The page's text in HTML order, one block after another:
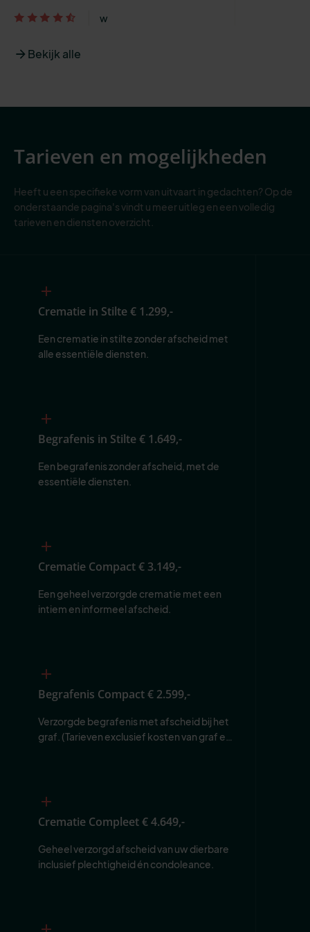
w
Bekijk alle
Tarieven en mogelijkheden
Heeft u een specifieke vorm van uitvaart in gedachten? Op de
onderstaande pagina's vindt u meer uitleg en een volledig
tarieven en diensten overzicht.
Crematie in Stilte€ 1.299,-
Een crematie in stilte zonder afscheid met
alle essentiële diensten.
Begrafenis in Stilte€ 1.649,-
Een begrafenis zonder afscheid, met de
essentiële diensten.
Crematie Compact€ 3.149,-
Een geheel verzorgde crematie met een
intiem en informeel afscheid.
Begrafenis Compact€ 2.599,-
Verzorgde begrafenis met afscheid bij het
graf. (Tarieven exclusief kosten van graf en
Crematie Compleet€ 4.649,-
Geheel verzorgd afscheid van uw dierbare
inclusief plechtigheid én condoleance.